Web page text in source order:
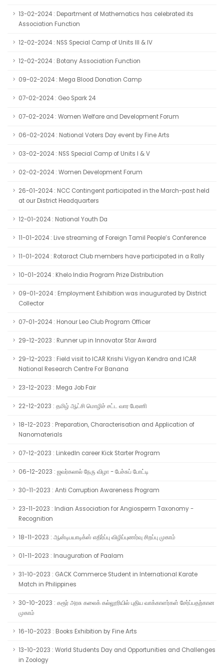
13-02-2024 : Department of Mathematics has celebrated its
Association Function
12-02-2024 : NSS Special Camp of Units III & IV
12-02-2024 : Botany Association Function
09-02-2024 : Mega Blood Donation Camp
07-02-2024 : Geo Spark 24
07-02-2024 : Women Welfare and Development Forum
06-02-2024 : National Voters Day event by Fine Arts
03-02-2024 : NSS Special Camp of Units I & V
02-02-2024 : Women Development Forum
26-01-2024 : NCC Contingent participated in the March-past held
at our District Headquarters
12-01-2024 : National Youth Da
11-01-2024 : Live streaming of Foreign Tamil People’s Conference
11-01-2024 : Rotaract Club members have participated in a Rally
10-01-2024 : Khelo India Program Prize Distribution
09-01-2024 : Employment Exhibition was inaugurated by District
Collector
07-01-2024 : Honour Leo Club Program Officer
29-12-2023 : Runner up in Innovator Star Award
29-12-2023 : Field visit to ICAR Krishi Vigyan Kendra and ICAR
National Research Centre For Banana
23-12-2023 : Mega Job Fair
22-12-2023 : தமிழ் ஆட்சி மொழிச் சட்ட வார பேரணி
18-12-2023 : Preparation, Characterisation and Application of
Nanomaterials
07-12-2023 : LinkedIn career Kick Starter Program
06-12-2023 : ஜவர்கலால் நேரு விழா - பேச்சுப் போட்டி
30-11-2023 : Anti Corruption Awareness Program
23-11-2023 : Indian Association for Angiosperm Taxonomy -
Recognition
18-11-2023 : ஆன்டிபயாடிக்ஸ் எதிர்ப்பு விழிப்புணர்வு சிறப்பு முகாம்
01-11-2023 : Inauguration of Paalam
31-10-2023 : GACK Commerce Student in International Karate
Match in Philippines
30-10-2023 : கரூர் அரசு கலைக் கல்லூரியில் புதிய வாக்காளர்கள் சேர்ப்பதற்கான
முகாம்
16-10-2023 : Books Exhibition by Fine Arts
13-10-2023 : World Students Day and Opportunities and Challenges
in Zoology